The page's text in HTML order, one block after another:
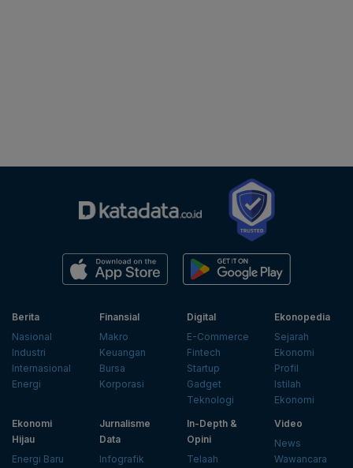
Berita
Nasional
Industri
Internasional
Energi
Finansial
Makro
Keuangan
Bursa
Korporasi
Digital
E-Commerce
Fintech
Startup
Gadget
Teknologi
Ekonopedia
Sejarah
Ekonomi
Profil
Istilah
Ekonomi
Ekonomi
Hijau
Energi Baru
Jurnalisme
Data
Infografik
In-Depth &
Opini
Telaah
Video
News
Wawancara